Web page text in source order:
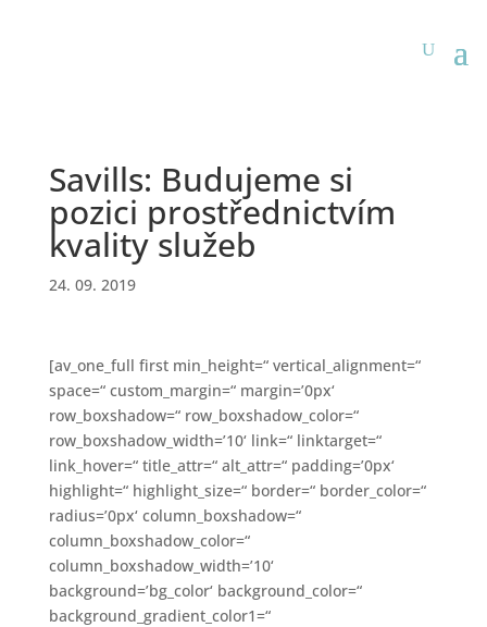
Savills: Budujeme si
pozici prostřednictvím
kvality služeb
24. 09. 2019
[av_one_full first min_height=“ vertical_alignment=“
space=“ custom_margin=“ margin=’0px‘
row_boxshadow=“ row_boxshadow_color=“
row_boxshadow_width=’10‘ link=“ linktarget=“
link_hover=“ title_attr=“ alt_attr=“ padding=’0px‘
highlight=“ highlight_size=“ border=“ border_color=“
radius=’0px‘ column_boxshadow=“
column_boxshadow_color=“
column_boxshadow_width=’10‘
background=’bg_color‘ background_color=“
background_gradient_color1=“